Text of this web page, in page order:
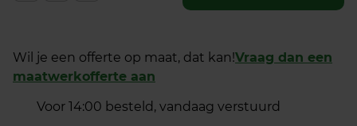
Wil je een offerte op maat, dat kan!Vraag dan een
maatwerkofferte aan
Voor 14:00 besteld, vandaag verstuurd